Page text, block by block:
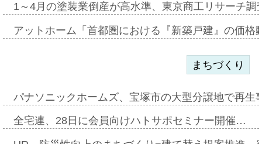
1～4月の塗装業倒産が高水準、東京商工リサーチ
アットホーム「首都圏における『新築戸建』の価
まちづくり
パナソニックホームズ、宝塚市の大型分譲地で再
全宅連、28日に会員向けハトサポセミナー開催…